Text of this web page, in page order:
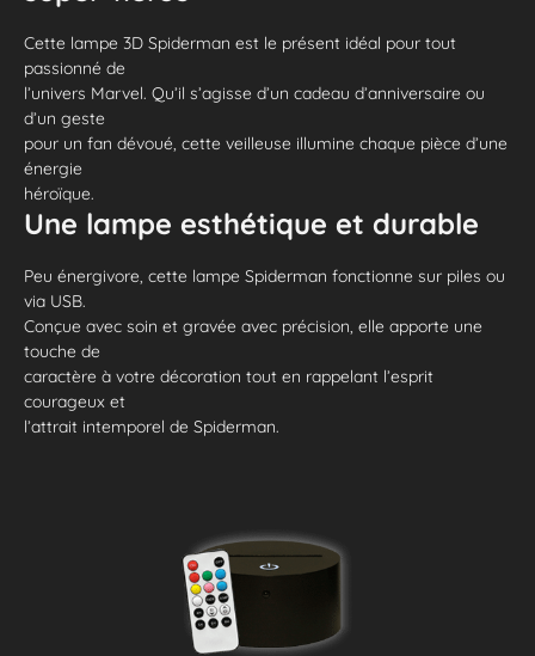
Cette lampe 3D Spiderman est le présent idéal pour tout
passionné de
l’univers Marvel. Qu’il s’agisse d’un cadeau d’anniversaire ou
d’un geste
pour un fan dévoué, cette veilleuse illumine chaque pièce d’une
énergie
héroïque.
Une lampe esthétique et durable
Peu énergivore, cette lampe Spiderman fonctionne sur piles ou
via USB.
Conçue avec soin et gravée avec précision, elle apporte une
touche de
caractère à votre décoration tout en rappelant l’esprit
courageux et
l’attrait intemporel de Spiderman.